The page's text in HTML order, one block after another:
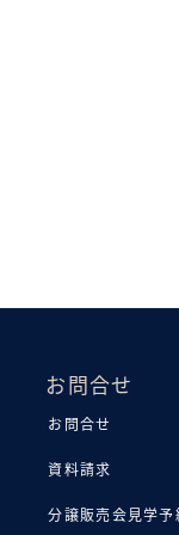
お問合せ
お問合せ
資料請求
分譲販売会見学予